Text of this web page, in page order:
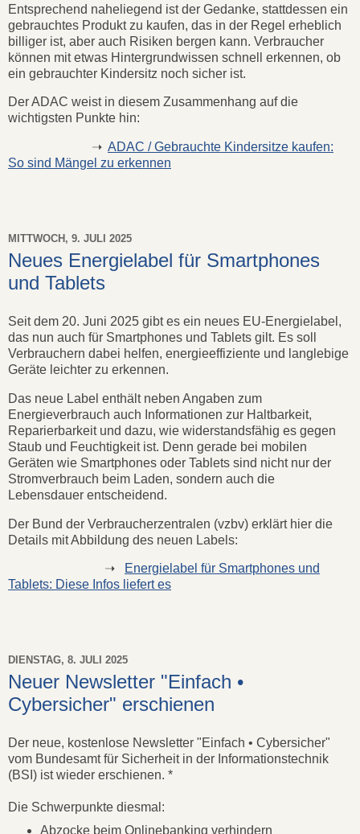
Entsprechend naheliegend ist der Gedanke, stattdessen ein
gebrauchtes Produkt zu kaufen, das in der Regel erheblich
billiger ist, aber auch Risiken bergen kann. Verbraucher
können mit etwas Hintergrundwissen schnell erkennen, ob
ein gebrauchter Kindersitz noch sicher ist.
Der ADAC weist in diesem Zusammenhang auf die
wichtigsten Punkte hin:
➝ ADAC / Gebrauchte Kindersitze kaufen:
So sind Mängel zu erkennen
MITTWOCH, 9. JULI 2025
Neues Energielabel für Smartphones
und Tablets
Seit dem 20. Juni 2025 gibt es ein neues EU-Energielabel,
das nun auch für Smartphones und Tablets gilt. Es soll
Verbrauchern dabei helfen, energieeffiziente und langlebige
Geräte leichter zu erkennen.
Das neue Label enthält neben Angaben zum
Energieverbrauch auch Informationen zur Haltbarkeit,
Reparierbarkeit und dazu, wie widerstandsfähig es gegen
Staub und Feuchtigkeit ist. Denn gerade bei mobilen
Geräten wie Smartphones oder Tablets sind nicht nur der
Stromverbrauch beim Laden, sondern auch die
Lebensdauer entscheidend.
Der Bund der Verbraucherzentralen (vzbv) erklärt hier die
Details mit Abbildung des neuen Labels:
➝
Energielabel für Smartphones und
Tablets: Diese Infos liefert es
DIENSTAG, 8. JULI 2025
Neuer Newsletter "Einfach •
Cybersicher" erschienen
Der neue, kostenlose Newsletter "Einfach • Cybersicher"
vom Bundesamt für Sicherheit in der Informationstechnik
(BSI) ist wieder erschienen. *
Die Schwerpunkte diesmal:
Abzocke beim Onlinebanking verhindern